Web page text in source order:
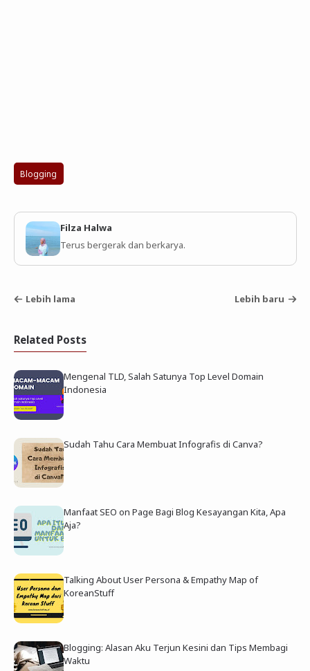
Blogging
Filza Halwa
Terus bergerak dan berkarya.
Lebih lama Lebih baru
Related Posts
Mengenal TLD, Salah Satunya Top Level Domain
Indonesia
Sudah Tahu Cara Membuat Infografis di Canva?
Manfaat SEO on Page Bagi Blog Kesayangan Kita, Apa
Aja?
Talking About User Persona & Empathy Map of
KoreanStuff
Blogging: Alasan Aku Terjun Kesini dan Tips Membagi
Waktu